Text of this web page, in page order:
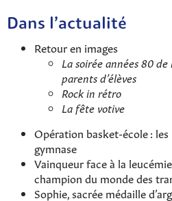
Dans l’actualité
Retour en images
La soirée années 80 de
parents d’élèves
Rock in rétro
La fête votive
Opération basket-école :
gymnase
Vainqueur face à la
champion du monde des
Sophie, sacrée médaille